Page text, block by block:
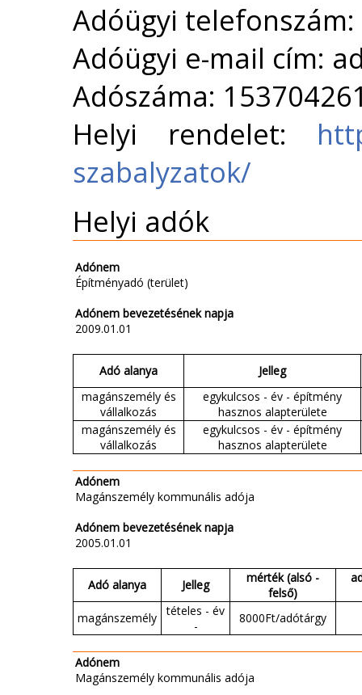
Adóügyi
Adóügyi e-mail cím:
Adószáma:
Helyi rendelet:
szabalyzatok/
Helyi adók
Adónem
Építményadó (terület)
Adónem bevezetésének napja
2009.01.01
Adó alanya
Jelleg
magánszemély és
vállalkozás
egykulcsos - év - építmény
hasznos alapterülete
magánszemély és
vállalkozás
egykulcsos - év - építmény
hasznos alapterülete
Adónem
Magánszemély kommunális adója
Adónem bevezetésének napja
2005.01.01
Adó alanya Jelleg
mérték (alsó -
felső)
magánszemély
tételes - év
-
8000Ft/adótárgy
Adónem
Magánszemély kommunális adója